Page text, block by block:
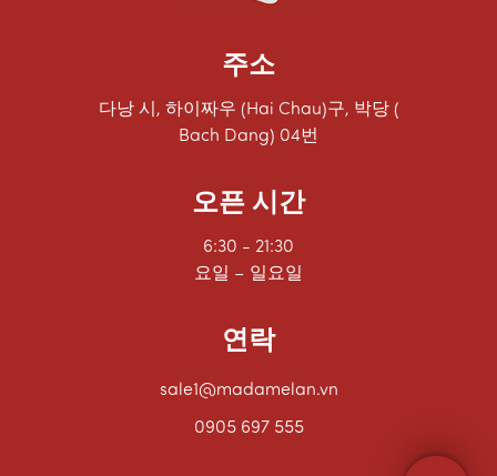
주소
다낭 시, 하이짜우 (Hai Chau)구, 박당 (
Bach Dang) 04번
오픈 시간
6:30 - 21:30
요일 – 일요일
연락
sale1@madamelan.vn
0905 697 555